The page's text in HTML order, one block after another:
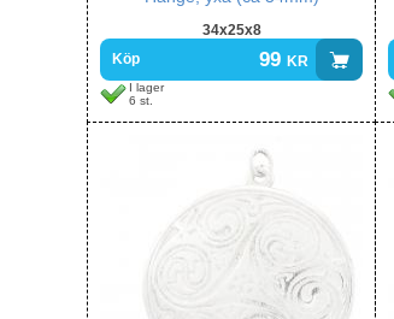
34x25x8
Köp
99 kr
I lager
6 st.